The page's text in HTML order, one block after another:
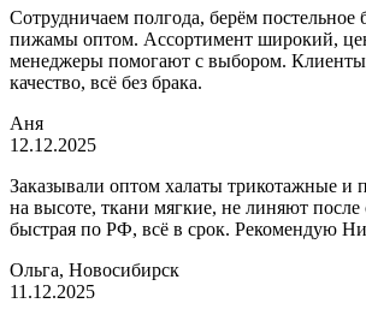
Сотрудничаем полгода, берём постельное
пижамы оптом. Ассортимент широкий,
менеджеры помогают с выбором. Клиенты
качество, всё без брака.
Аня
12.12.2025
Заказывали оптом халаты трикотажные
на высоте, ткани мягкие, не линяют после
быстрая по РФ, всё в срок. Рекомендую
Ольга, Новосибирск
11.12.2025